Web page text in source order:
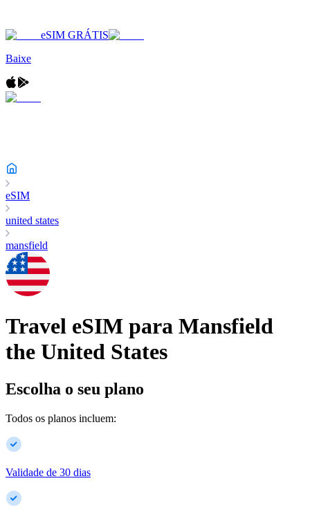
eSIM GRÁTIS
Baixe
eSIM
united states
mansfield
Travel eSIM para Mansfield
the United States
Escolha o seu plano
Todos os planos incluem:
Validade de 30 dias